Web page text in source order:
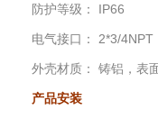
防护等级： IP66
电气接口： 2*3/4NPT
外壳材质： 铸铝，表
产品安装